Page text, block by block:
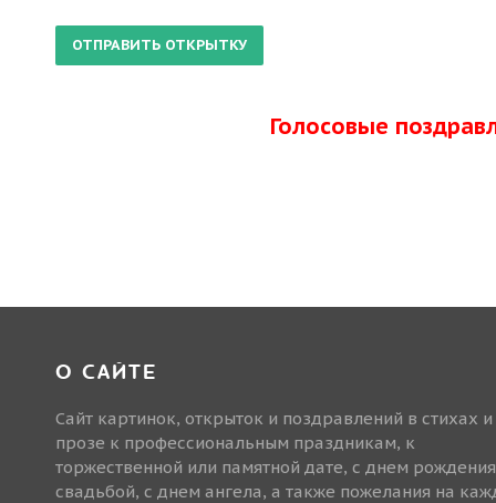
Голосовые
О САЙТЕ
Сайт картинок, открыток и поздравлений в стихах и
прозе к профессиональным праздникам, к
торжественной или памятной дате, с днем
свадьбой, с днем ангела, а также пожелания на